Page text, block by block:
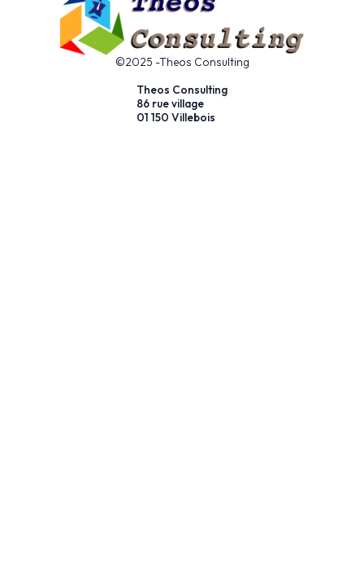
©2025 -Theos Consulting
Theos Consulting
86 rue village
01 150 Villebois